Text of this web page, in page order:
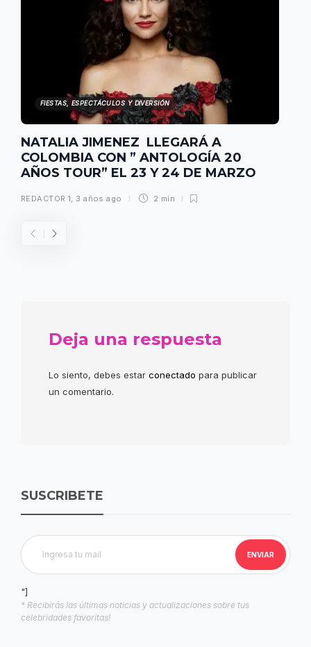
FIESTAS, ESPECTÁCULOS Y DIVERSIÓN
NATALIA JIMENEZ LLEGARÁ A
COLOMBIA CON ” ANTOLOGÍA 20
AÑOS TOUR” EL 23 Y 24 DE MARZO
REDACTOR 1, 3 años ago 2 min
Deja una respuesta
Lo siento, debes estar conectado para publicar
un comentario.
SUSCRIBETE
"]
* Recibirás las últimas noticias y actualizaciones sobre tus
celebridades favoritas!